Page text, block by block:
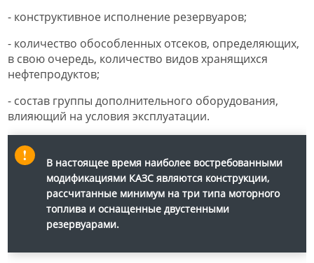
- конструктивное исполнение резервуаров;
- количество обособленных отсеков, определяющих,
в свою очередь, количество видов хранящихся
нефтепродуктов;
- состав группы дополнительного оборудования,
влияющий на условия эксплуатации.
В настоящее время наиболее востребованными
модификациями КАЗС являются конструкции,
рассчитанные минимум на три типа моторного
топлива и оснащенные двустенными
резервуарами.